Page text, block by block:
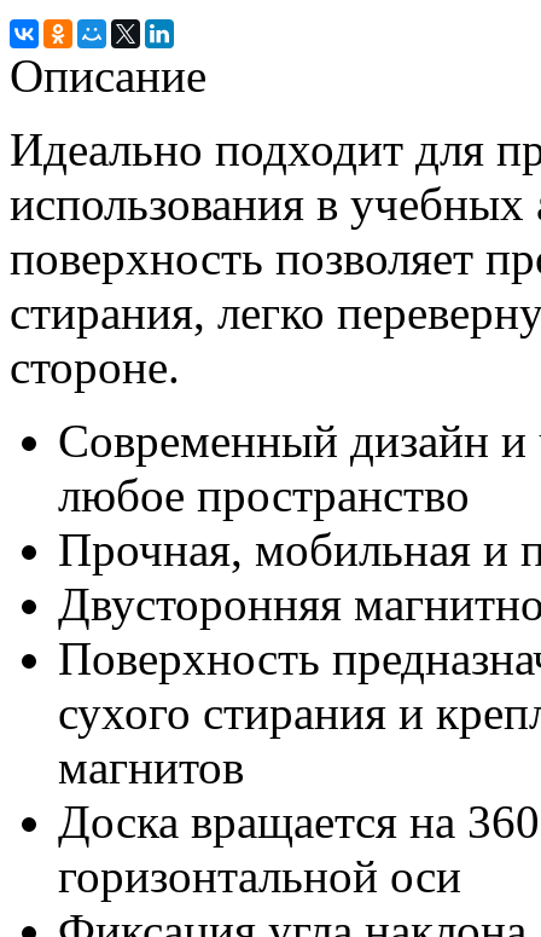
Описание
Идеально подходит для
использования в
поверхность позволяет
стирания, легко
стороне.
Современный дизайн
любое пространство
Прочная, мобильная и
Двусторонняя
Поверхность
сухого стирания и
магнитов
Доска вращается на
горизонтальной оси